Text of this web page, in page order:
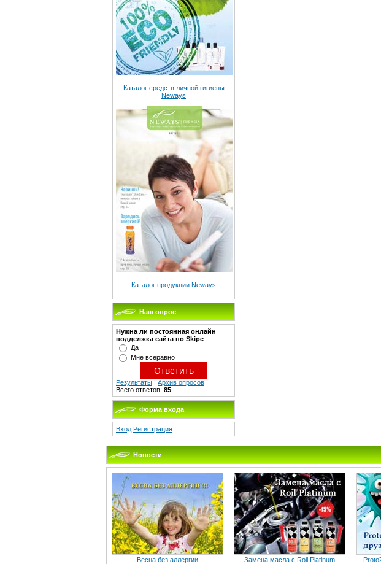
Каталог средств личной гигиены
Neways
Каталог продукции Neways
Наш опрос
Нужна ли постоянная онлайн
подделжка сайта по Skipe
Да
Мне всеравно
Результаты | Архив опросов
Всего ответов: 85
Форма входа
Вход Регистрация
Новости
Весна без аллергии Замена масла с Roil Platinum